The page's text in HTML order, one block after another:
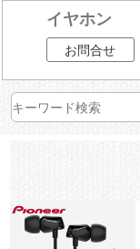
イヤホン
お問合せ